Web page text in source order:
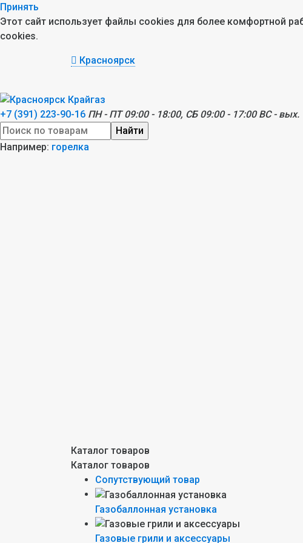
Принять
Этот сайт использует файлы cookies для более комфортной
cookies.
Красноярск
+7 (391) 223-90-16 ПН - ПТ 09:00 - 18:00, СБ 09:00 - 17:00 ВС - вых.
Найти
Например: горелка
Каталог товаров
Каталог товаров
Сопутствующий товар
Газобаллонная установка
Газовые грили и аксессуары